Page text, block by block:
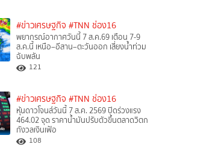
#ข่าวเศรษฐกิจ #TNN ช่อง16
พยากรณ์อากาศวันนี้ 7 ส.ค.69 เตือน 7-9
ส.ค.นี้ เหนือ–อีสาน–ตะวันออก เสี่ยงน้ำท่วม
ฉับพลัน
121
#ข่าวเศรษฐกิจ #TNN ช่อง16
หุ้นดาวโจนส์วันนี้ 7 ส.ค. 2569 ปิดร่วงแรง
464.02 จุด ราคาน้ำมันปรับตัวขึ้นตลาดวิตก
กังวลเงินเฟ้อ
108